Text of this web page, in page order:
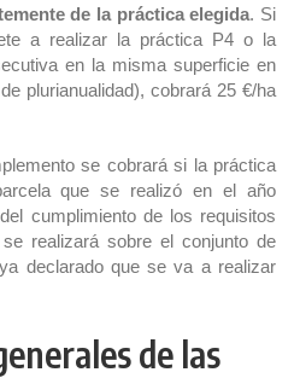
de la práctica elegida. Si
a realizar la práctica P4 o la
en la misma superficie en
plurianualidad), cobrará 25 €/ha
se cobrará si la práctica
que se realizó en el año
cumplimiento de los requisitos
realizará sobre el conjunto de
declarado que se va a realizar
de las